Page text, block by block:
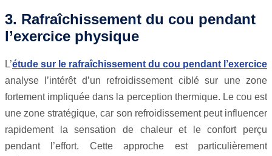
3. Rafraîchissement du cou pendant
l’exercice physique
L’étude sur le rafraîchissement du cou pendant l’exercice
analyse l’intérêt d’un refroidissement ciblé sur une zone
fortement impliquée dans la perception thermique. Le cou est
une zone stratégique, car son refroidissement peut influencer
rapidement la sensation de chaleur et le confort perçu
pendant l’effort. Cette approche est particulièrement